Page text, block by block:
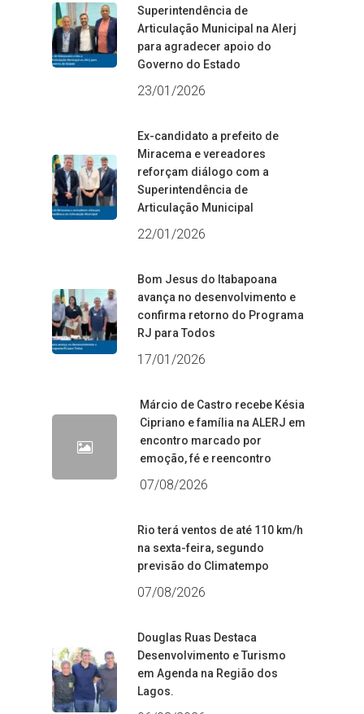
Superintendência de
Articulação Municipal na Alerj
para agradecer apoio do
Governo do Estado
23/01/2026
Ex-candidato a prefeito de
Miracema e vereadores
reforçam diálogo com a
Superintendência de
Articulação Municipal
22/01/2026
Bom Jesus do Itabapoana
avança no desenvolvimento e
confirma retorno do Programa
RJ para Todos
17/01/2026
Márcio de Castro recebe Késia
Cipriano e família na ALERJ em
encontro marcado por
emoção, fé e reencontro
07/08/2026
Rio terá ventos de até 110 km/h
na sexta-feira, segundo
previsão do Climatempo
07/08/2026
Douglas Ruas Destaca
Desenvolvimento e Turismo
em Agenda na Região dos
Lagos.